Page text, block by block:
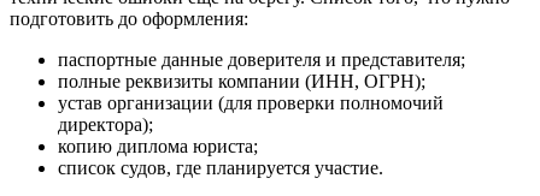
подготовить до оформления:
паспортные данные доверителя и представителя;
полные реквизиты компании (ИНН, ОГРН);
устав организации (для проверки полномочий
директора);
копию диплома юриста;
список судов, где планируется участие.